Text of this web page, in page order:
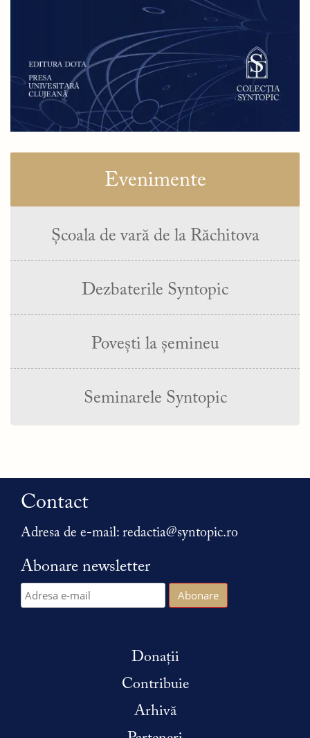
Evenimente
Școala de vară de la Răchitova
Dezbaterile Syntopic
Povești la șemineu
Seminarele Syntopic
Contact
Adresa de e-mail: redactia@syntopic.ro
Abonare newsletter
Donații
Contribuie
Arhivă